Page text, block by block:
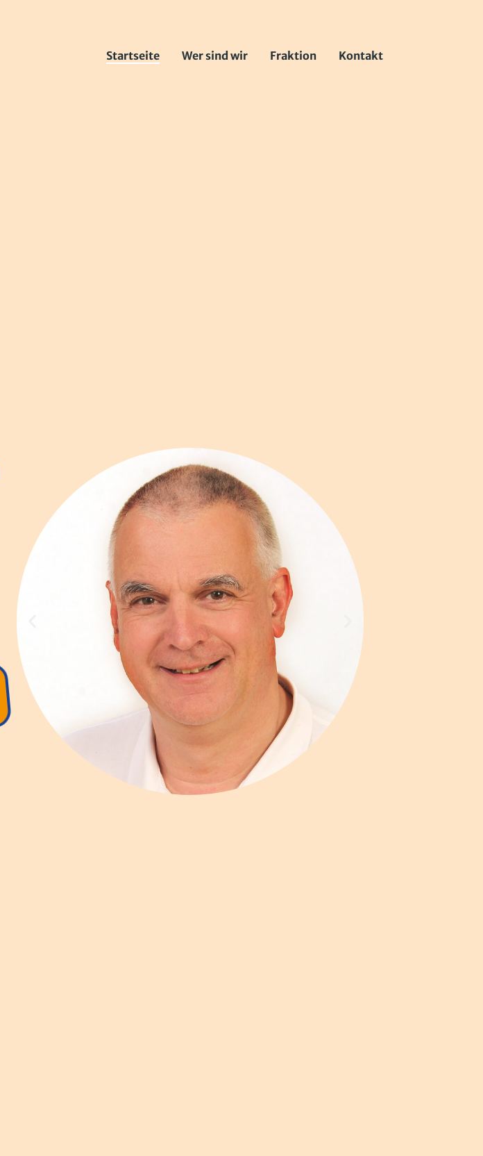
Startseite Wer sind wir Fraktion Kontakt